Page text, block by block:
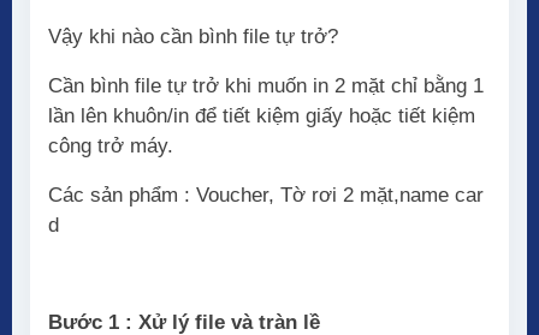
Vậy khi nào cần bình file tự trở?
Cần bình file tự trở khi muốn in 2 mặt chỉ bằng 1
lần lên khuôn/in để tiết kiệm giấy hoặc tiết kiệm
công trở máy.
Các sản phẩm : Voucher, Tờ rơi 2 mặt,name car
d
Bước 1 : Xử lý file và tràn lề